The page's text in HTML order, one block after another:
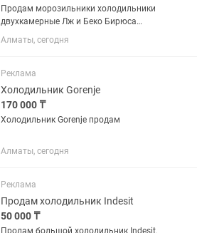
Продам морозильники холодильники
двухкамерные Лж и Беко Бирюса
Индезит р-н аккент все работает
от30000 и выше
Алматы, сегодня
Реклама
Холодильник Gorenje
170 000 ₸
Холодильник Gorenje продам
Алматы, сегодня
Реклама
Продам холодильник Indesit
50 000 ₸
Продам большой холодильник Indesit.